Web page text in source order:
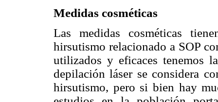
Medidas cosméticas
Las medidas cosméticas
hirsutismo relacionado a SOP
utilizados y eficaces tenemos
depilación láser se considera
hirsutismo, pero si bien hay